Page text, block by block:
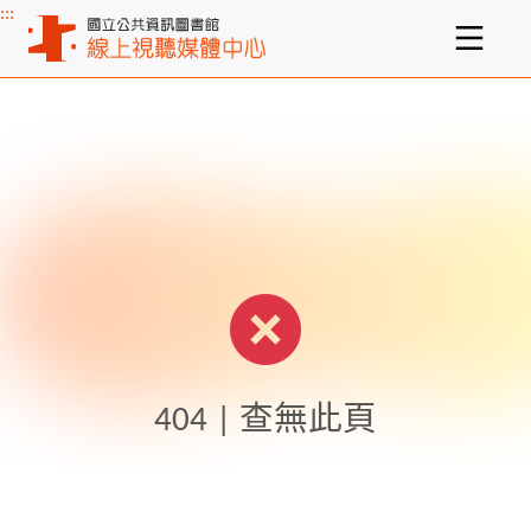
主要內容區塊
:::
404 | 查無此頁